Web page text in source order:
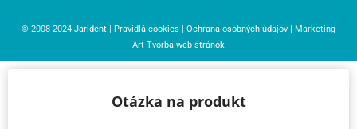
© 2008-2024 Jarident Pravidlá cookies Ochrana osobných údajov | Marketing
Art Tvorba web stránok
Otázka na produkt